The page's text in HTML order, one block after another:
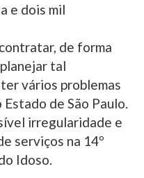
e dois mil
de forma
tal
vários problemas
de São Paulo.
irregularidade e
serviços na 14º
Idoso.